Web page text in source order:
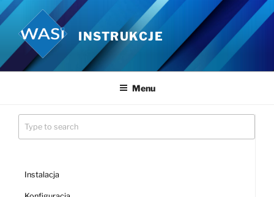
Przejdź
do
treści
INSTRUKCJE
Menu
Instalacja